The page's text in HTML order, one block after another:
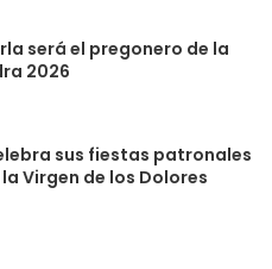
será el pregonero de la
2026
sus fiestas patronales
Virgen de los Dolores